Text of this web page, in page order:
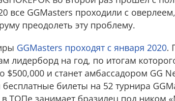
все GGMasters проходили с
преодолеть эту проблему.
GGMasters проходят с января 2020.
лидерборд на год, по итогам
$500,000 и станет амбассадором GG
билеты на 52 турнира
ТОПе занимает бразилец под ником